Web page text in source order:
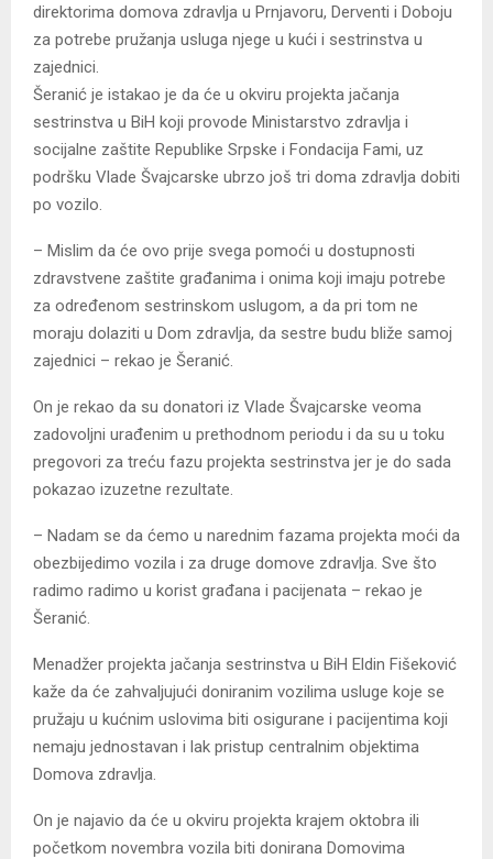
direktorima domova zdravlja u Prnjavoru, Derventi i Doboju
za potrebe pružanja usluga njege u kući i sestrinstva u
zajednici.
Šeranić je istakao je da će u okviru projekta jačanja
sestrinstva u BiH koji provode Ministarstvo zdravlja i
socijalne zaštite Republike Srpske i Fondacija Fami, uz
podršku Vlade Švajcarske ubrzo još tri doma zdravlja dobiti
po vozilo.
– Mislim da će ovo prije svega pomoći u dostupnosti
zdravstvene zaštite građanima i onima koji imaju potrebe
za određenom sestrinskom uslugom, a da pri tom ne
moraju dolaziti u Dom zdravlja, da sestre budu bliže samoj
zajednici – rekao je Šeranić.
On je rekao da su donatori iz Vlade Švajcarske veoma
zadovoljni urađenim u prethodnom periodu i da su u toku
pregovori za treću fazu projekta sestrinstva jer je do sada
pokazao izuzetne rezultate.
– Nadam se da ćemo u narednim fazama projekta moći da
obezbijedimo vozila i za druge domove zdravlja. Sve što
radimo radimo u korist građana i pacijenata – rekao je
Šeranić.
Menadžer projekta jačanja sestrinstva u BiH Eldin Fišeković
kaže da će zahvaljujući doniranim vozilima usluge koje se
pružaju u kućnim uslovima biti osigurane i pacijentima koji
nemaju jednostavan i lak pristup centralnim objektima
Domova zdravlja.
On je najavio da će u okviru projekta krajem oktobra ili
početkom novembra vozila biti donirana Domovima